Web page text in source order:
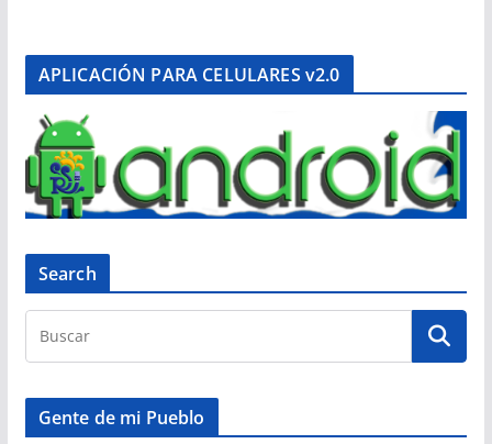
APLICACIÓN PARA CELULARES v2.0
Search
Gente de mi Pueblo